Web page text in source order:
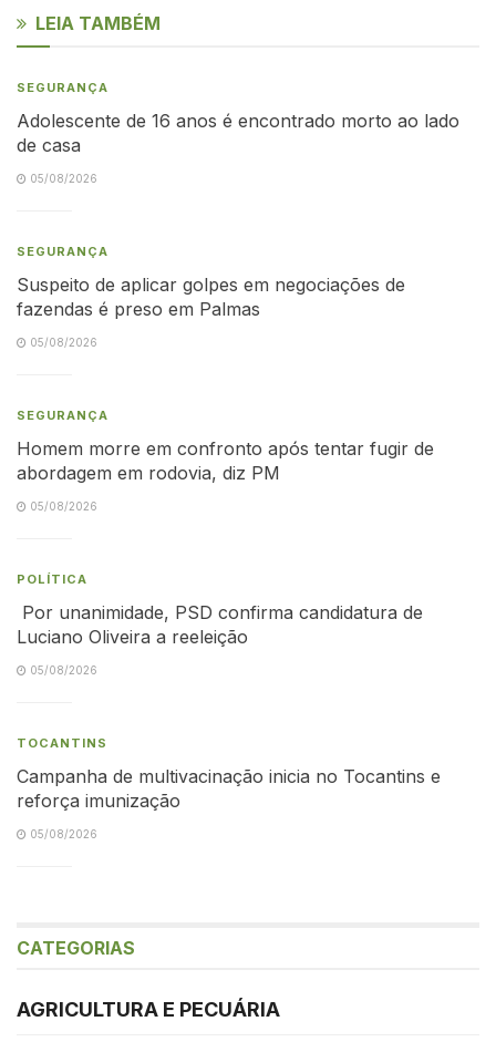
LEIA TAMBÉM
SEGURANÇA
Adolescente de 16 anos é encontrado morto ao lado
de casa
05/08/2026
SEGURANÇA
Suspeito de aplicar golpes em negociações de
fazendas é preso em Palmas
05/08/2026
SEGURANÇA
Homem morre em confronto após tentar fugir de
abordagem em rodovia, diz PM
05/08/2026
POLÍTICA
Por unanimidade, PSD confirma candidatura de
Luciano Oliveira a reeleição
05/08/2026
TOCANTINS
Campanha de multivacinação inicia no Tocantins e
reforça imunização
05/08/2026
CATEGORIAS
AGRICULTURA E PECUÁRIA